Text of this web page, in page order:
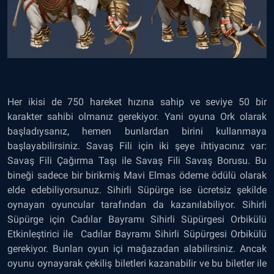
Her ikisi de 750 hareket hızına sahip ve seviye 50 bir
karakter sahibi olmanız gerekiyor. Yani oyuna Ork olarak
başladıysanız, hemen bunlardan birini kullanmaya
başlayabilirsiniz. Savaş Fili için iki şeye ihtiyacınız var:
Savaş Fili Çağırma Taşı ile Savaş Fili Savaş Borusu. Bu
bineği sadece bir birikmiş Mavi Elmas ödeme ödülü olarak
elde edebiliyorsunuz. Sihirli Süpürge ise ücretsiz şekilde
oynayan oyuncular tarafından da kazanılabiliyor. Sihirli
Süpürge için Cadılar Bayramı Sihirli Süpürgesi Orbikülü
Etkinleştirici ile Cadılar Bayramı Sihirli Süpürgesi Orbikülü
gerekiyor. Bunları oyun içi mağazadan alabilirsiniz. Ancak
oyunu oynayarak çekiliş biletleri kazanabilir ve bu biletler ile